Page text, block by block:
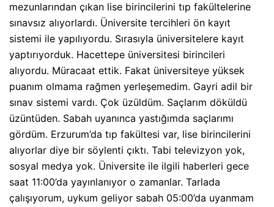
mezunlarından çıkan lise birincilerini tıp fakültelerine
sınavsız alıyorlardı. Üniversite tercihleri ön kayıt
sistemi ile yapılıyordu. Sırasıyla üniversitelere kayıt
yaptırıyorduk. Hacettepe üniversitesi birincileri
alıyordu. Müracaat ettik. Fakat üniversiteye yüksek
puanım olmama rağmen yerleşemedim. Gayri adil bir
sınav sistemi vardı. Çok üzüldüm. Saçlarım döküldü
üzüntüden. Sabah uyanınca yastığımda saçlarımı
gördüm. Erzurum’da tıp fakültesi var, lise birincilerini
alıyorlar diye bir söylenti çıktı. Tabi televizyon yok,
sosyal medya yok. Üniversite ile ilgili haberleri gece
saat 11:00’da yayınlanıyor o zamanlar. Tarlada
çalışıyorum, uykum geliyor sabah 05:00’da uyanmam